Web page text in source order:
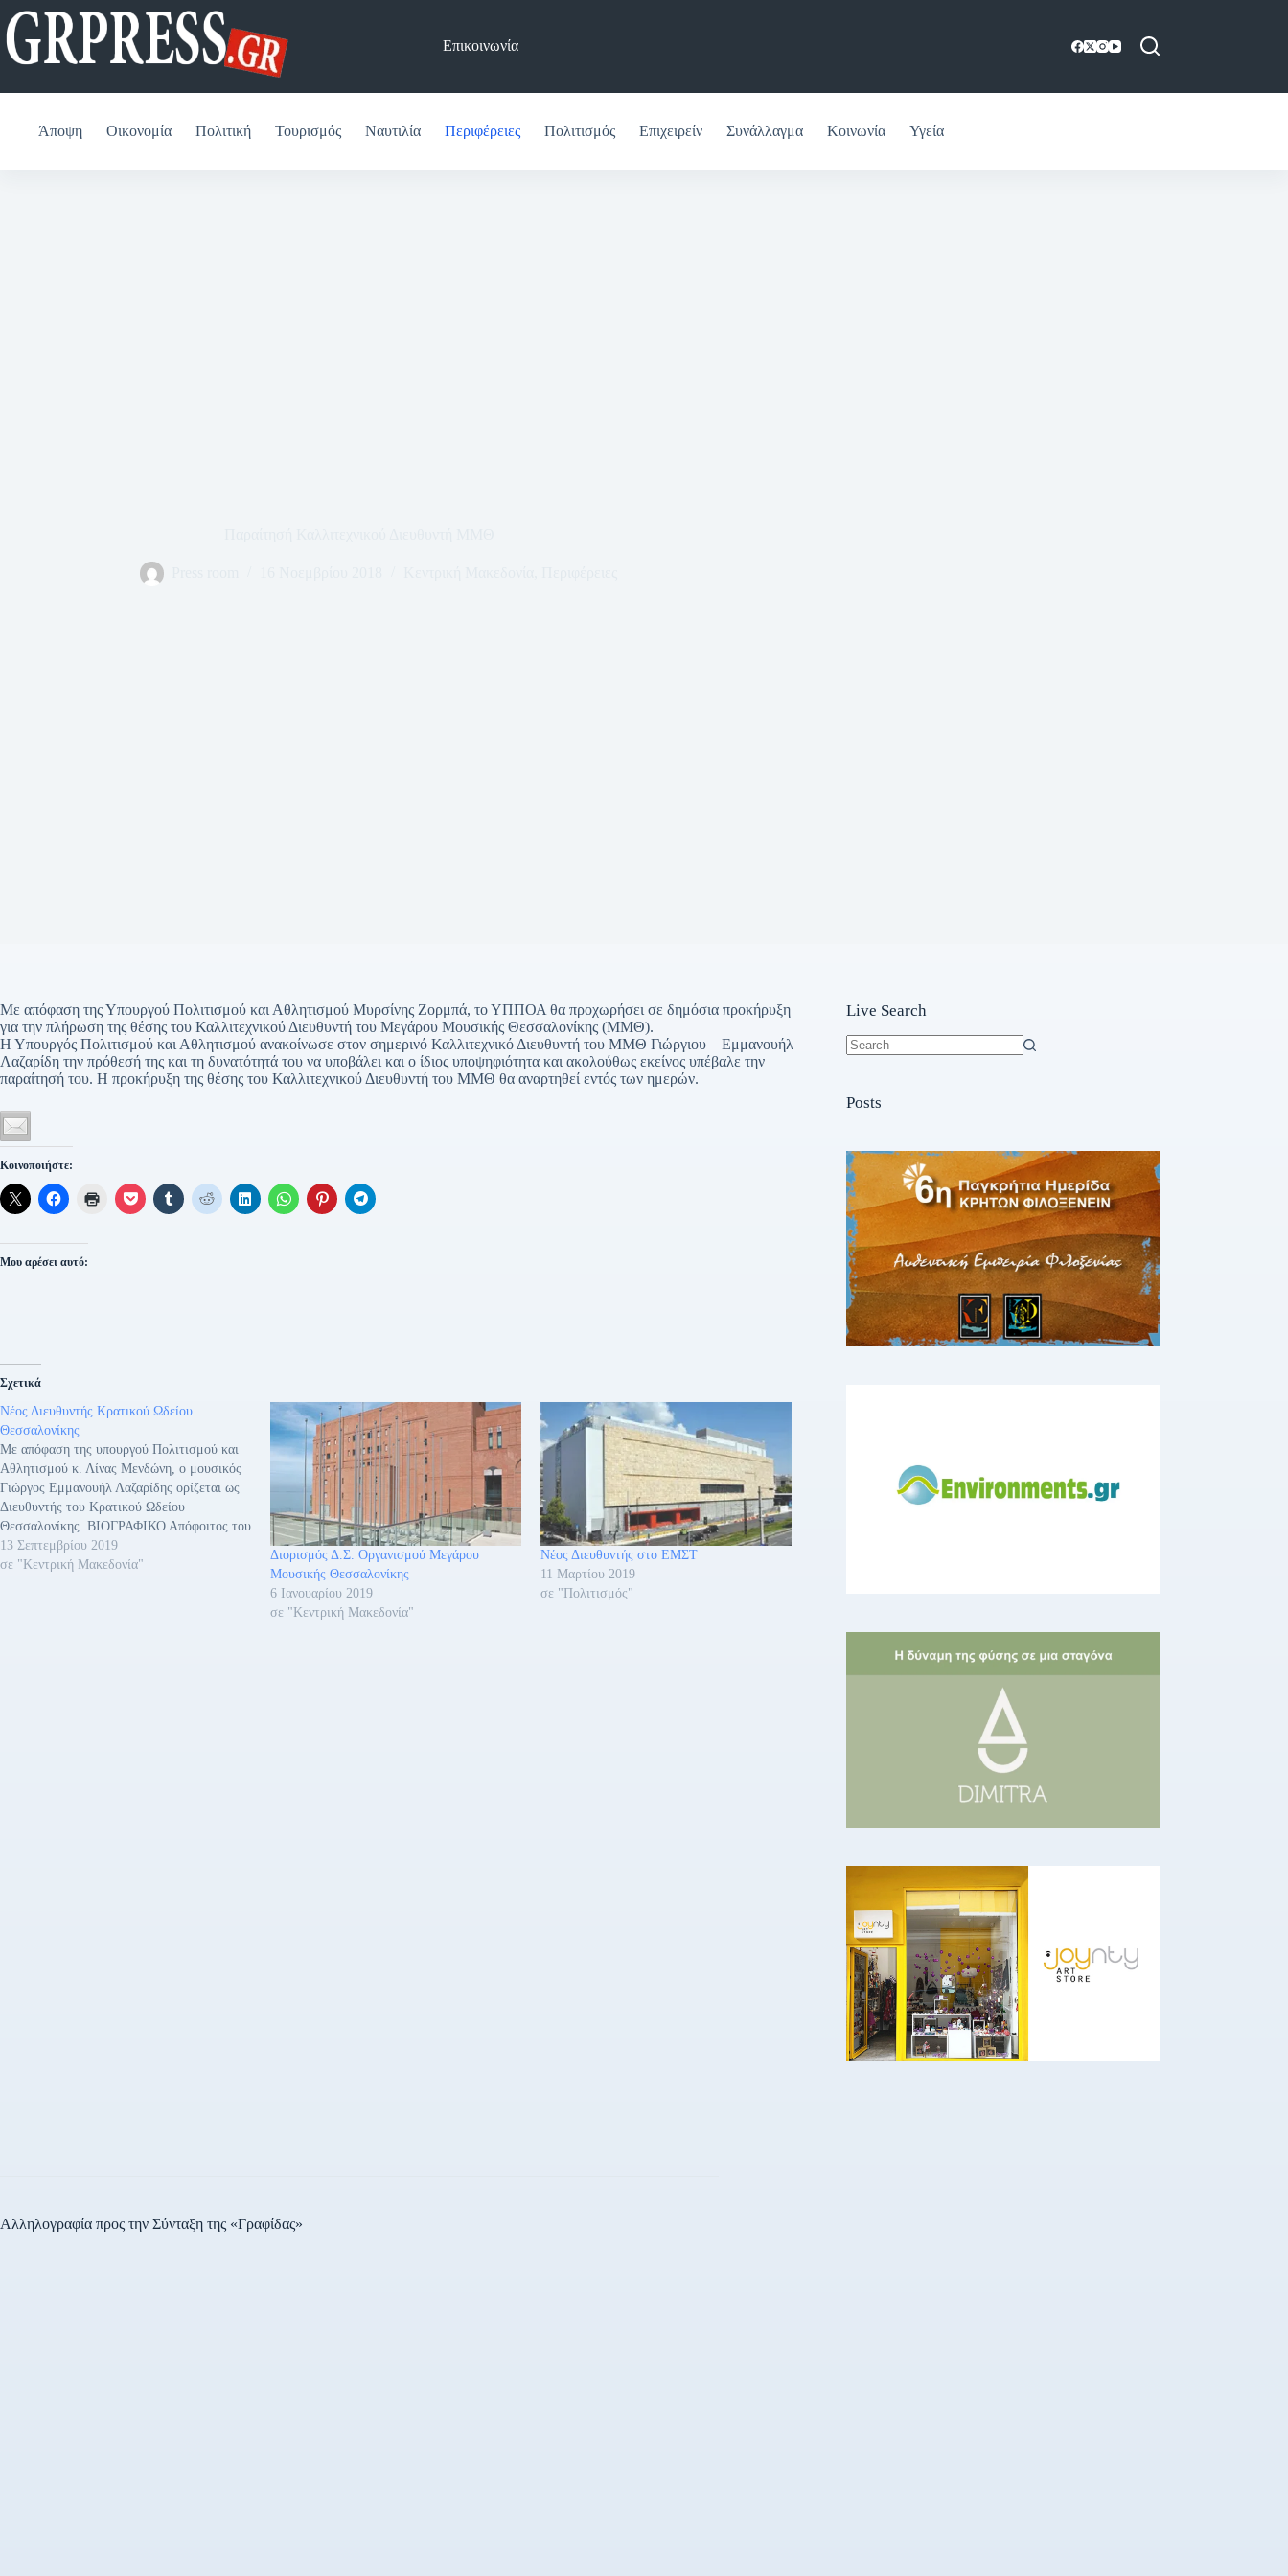
Μετάβαση
στο
περιεχόμενο
Επικοινωνία
Άποψη Οικονομία Πολιτική Τουρισμός Ναυτιλία Περιφέρειες Πολιτισμός Επιχειρείν Συνάλλαγμα Κοινωνία Υγεία
Με απόφαση της Υπουργού Πολιτισμού και Αθλητισμού Μυρσίνης Ζορμπά, το ΥΠΠΟΑ θα προχωρήσει σε δημόσια προκήρυξη
για την πλήρωση της θέσης του Καλλιτεχνικού Διευθυντή του Μεγάρου Μουσικής Θεσσαλονίκης (ΜΜΘ).
Η Υπουργός Πολιτισμού και Αθλητισμού ανακοίνωσε στον σημερινό Καλλιτεχνικό Διευθυντή του ΜΜΘ Γιώργιου – Εμμανουήλ
Λαζαρίδη την πρόθεσή της και τη δυνατότητά του να υποβάλει και ο ίδιος υποψηφιότητα και ακολούθως εκείνος υπέβαλε την
παραίτησή του. Η προκήρυξη της θέσης του Καλλιτεχνικού Διευθυντή του ΜΜΘ θα αναρτηθεί εντός των ημερών.
Κοινοποιήστε:
Μου αρέσει αυτό:
Σχετικά
Νέος Διευθυντής Κρατικού Ωδείου
Θεσσαλονίκης
Με απόφαση της υπουργού Πολιτισμού και
Αθλητισμού κ. Λίνας Μενδώνη, ο μουσικός
Γιώργος Εμμανουήλ Λαζαρίδης ορίζεται ως
Διευθυντής του Κρατικού Ωδείου
Θεσσαλονίκης. ΒΙΟΓΡΑΦΙΚΟ Απόφοιτος του
Βασιλικού Κολλεγίου και του Trinity Laban
στο Λονδίνο, ο Γιώργος Ε. Λαζαρίδης
13 Σεπτεμβρίου 2019
σε "Κεντρική Μακεδονία"
Διορισμός Δ.Σ. Οργανισμού Μεγάρου
Μουσικής Θεσσαλονίκης
6 Ιανουαρίου 2019
σε "Κεντρική Μακεδονία"
Νέος Διευθυντής στο ΕΜΣΤ
11 Μαρτίου 2019
σε "Πολιτισμός"
Live Search
Posts
Αλληλογραφία προς την Σύνταξη της «Γραφίδας»